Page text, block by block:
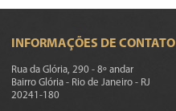
INFORMAÇÕES DE CONTATO
Rua da Glória, 290 - 8º andar
Bairro Glória - Rio de Janeiro - RJ
20241-180